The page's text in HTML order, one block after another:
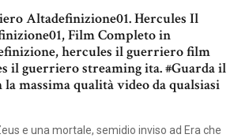
Altadefinizione01. Hercules Il
Film Completo in
hercules il guerriero film
il guerriero streaming ita. #Guarda il
massima qualità video da qualsiasi
e una mortale, semidio inviso ad Era che